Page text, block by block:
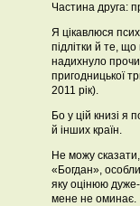
Частина друга:
Я цікавлюся
підлітки й те,
надихнуло
пригодницької
2011 рік).
Бо у цій книзі я
й інших країн.
Не можу
«Богдан»,
яку оцінюю
мене не оминає.